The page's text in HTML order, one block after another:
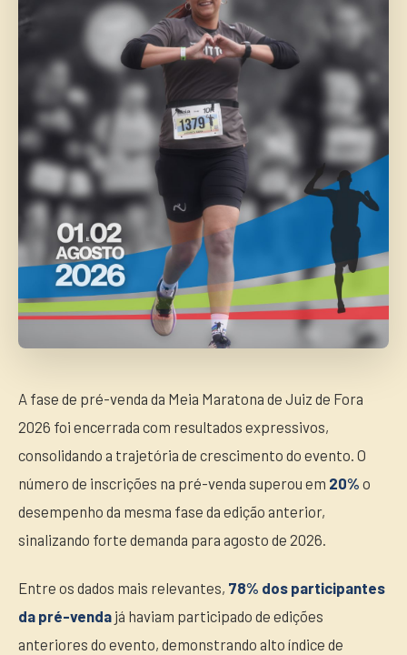
A fase de pré-venda da Meia Maratona de Juiz de Fora
2026 foi encerrada com resultados expressivos,
consolidando a trajetória de crescimento do evento. O
número de inscrições na pré-venda superou em 20% o
desempenho da mesma fase da edição anterior,
sinalizando forte demanda para agosto de 2026.
Entre os dados mais relevantes, 78% dos participantes
da pré-venda já haviam participado de edições
anteriores do evento, demonstrando alto índice de